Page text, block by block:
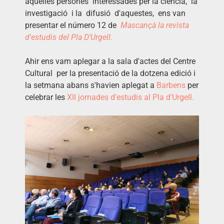
investigació i la difusió d'aquestes, ens van
presentar el número 12 de Mascançà la revista
d'estudis del Pla D'Urgell.
Ahir ens vam aplegar a la sala d'actes del Centre
Cultural per la presentació de la dotzena edició i
la setmana abans s'havien aplegat a Barbens per
celebrar les XII jornades d'estudis al Pla d'Urgell.